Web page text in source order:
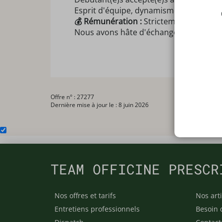
Esprit d'équipe, dynamisme et le
💰 Rémunération : Strictement selon
Nous avons hâte d'échanger avec
Offre n° : 27277
Dernière mise à jour le : 8 juin 2026
TEAM OFFICINE
Nos offres et tarifs
Entretiens professionnels
Nos
Besoin